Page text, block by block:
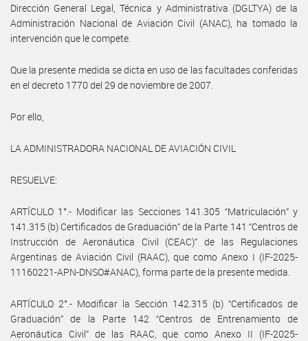
Dirección General Legal, Técnica y Administrativa (DGLTYA) de la
Administración Nacional de Aviación Civil (ANAC), ha tomado la
intervención que le compete.
Que la presente medida se dicta en uso de las facultades conferidas
en el decreto 1770 del 29 de noviembre de 2007.
Por ello,
LA ADMINISTRADORA NACIONAL DE AVIACIÓN CIVIL
RESUELVE:
ARTÍCULO 1°.- Modificar las Secciones 141.305 “Matriculación” y
141.315 (b) Certificados de Graduación” de la Parte 141 “Centros de
Instrucción de Aeronáutica Civil (CEAC)” de las Regulaciones
Argentinas de Aviación Civil (RAAC), que como Anexo I (IF-2025-
11160221-APN-DNSO#ANAC), forma parte de la presente medida.
ARTÍCULO 2°.- Modificar la Sección 142.315 (b) “Certificados de
Graduación” de la Parte 142 “Centros de Entrenamiento de
Aeronáutica Civil” de las RAAC, que como Anexo II (IF-2025-